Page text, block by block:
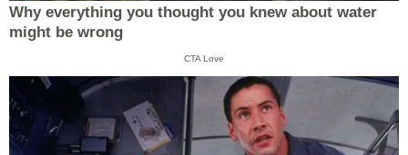
Why everything you thought you knew about water
might be wrong
CTA Love